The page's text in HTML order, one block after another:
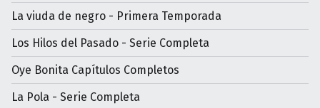
La viuda de negro - Primera Temporada
Los Hilos del Pasado - Serie Completa
Oye Bonita Capítulos Completos
La Pola - Serie Completa